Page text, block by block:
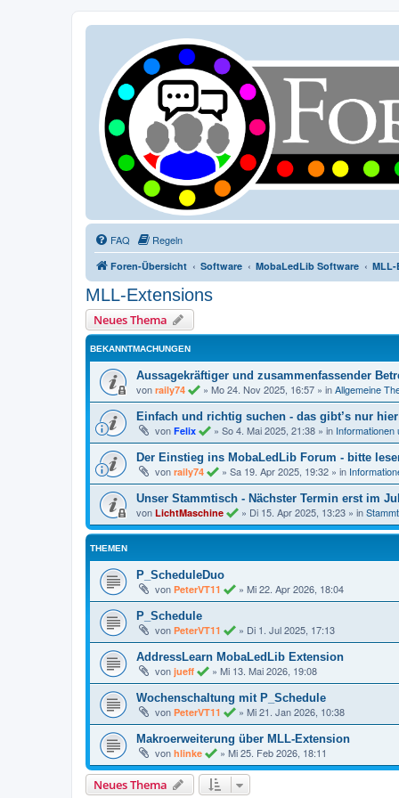
FAQ Regeln
Foren-Übersicht Software MobaLedLib Software
MLL-Extensions
Neues Thema
BEKANNTMACHUNGEN
Aussagekräftiger und zusammenfassender
von raily74 » Mo 24. Nov 2025, 16:57 » inAllgemeine
Einfach und richtig suchen - das gibt’s nur hier
von Felix » So 4. Mai 2025, 21:38 » in Informationen
Der Einstieg ins MobaLedLib Forum - bitte
von raily74 » Sa 19. Apr 2025, 19:32 » in
Unser Stammtisch - Nächster Termin erst im
von LichtMaschine » Di 15. Apr 2025, 13:23 » in
THEMEN
P_ScheduleDuo
von PeterVT11 » Mi 22. Apr 2026, 18:04
P_Schedule
von PeterVT11 » Di 1. Jul 2025, 17:13
AddressLearn MobaLedLib Extension
von jueff » Mi 13. Mai 2026, 19:08
Wochenschaltung mit P_Schedule
von PeterVT11 » Mi 21. Jan 2026, 10:38
Makroerweiterung über MLL-Extension
von hlinke » Mi 25. Feb 2026, 18:11
Neues Thema